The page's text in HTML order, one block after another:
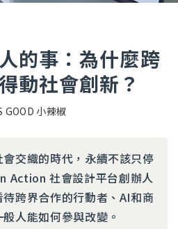
的事：為什麼跨
動社會創新？
GOOD 小辣椒
交織的時代，永續不該只停
Action 社會設計平台創辦人
跨界合作的行動者、AI和商
人能如何參與改變。